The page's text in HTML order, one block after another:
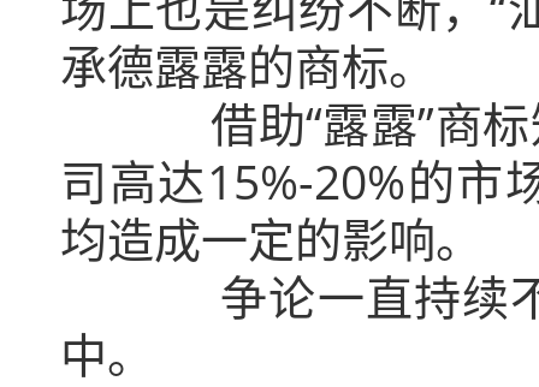
承德露露的商标。
借助“露露”商标知
司高达15%-20%的市
均造成一定的影响。
争论一直持续不
中。